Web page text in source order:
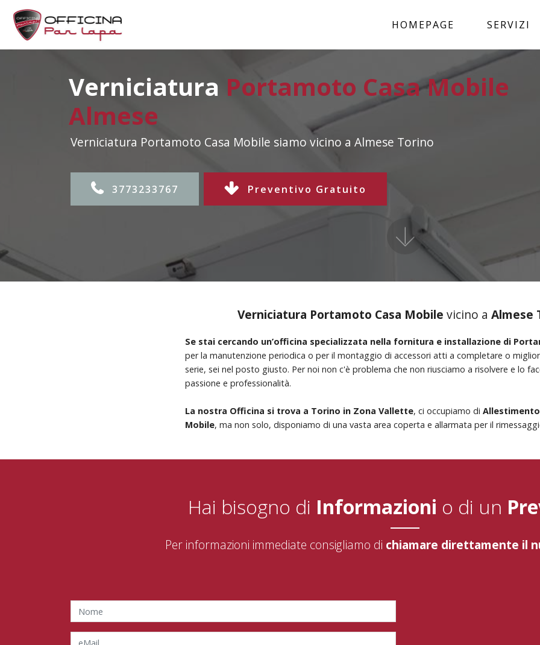
HOMEPAGE SERVIZI
Verniciatura Portamoto Casa Mobile
Almese
Verniciatura Portamoto Casa Mobile siamo vicino a Almese Torino
3773233767 Preventivo Gratuito
Verniciatura Portamoto Casa Mobile vicino a Almese
Se stai cercando un’officina specializzata nella fornitura e installazione di
per la manutenzione periodica o per il montaggio di accessori atti a completare o
serie, sei nel posto giusto. Per noi non c'è problema che non riusciamo a risolvere e lo
passione e professionalità.
La nostra Officina si trova a Torino in Zona Vallette, ci occupiamo di
Mobile, ma non solo, disponiamo di una vasta area coperta e allarmata per il
Hai bisogno di Informazioni o di un
Per informazioni immediate consigliamo di chiamare direttamente il